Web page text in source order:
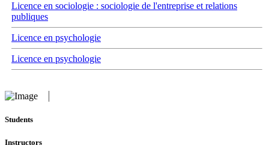
Licence en sociologie : sociologie de l'entreprise et relations
publiques
Licence en psychologie
Licence en psychologie
Students
Instructors